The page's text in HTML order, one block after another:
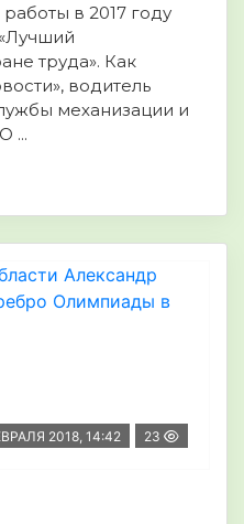
в 2017 году
труда». Как
водитель
механизации и
...
2018, 14:42 23